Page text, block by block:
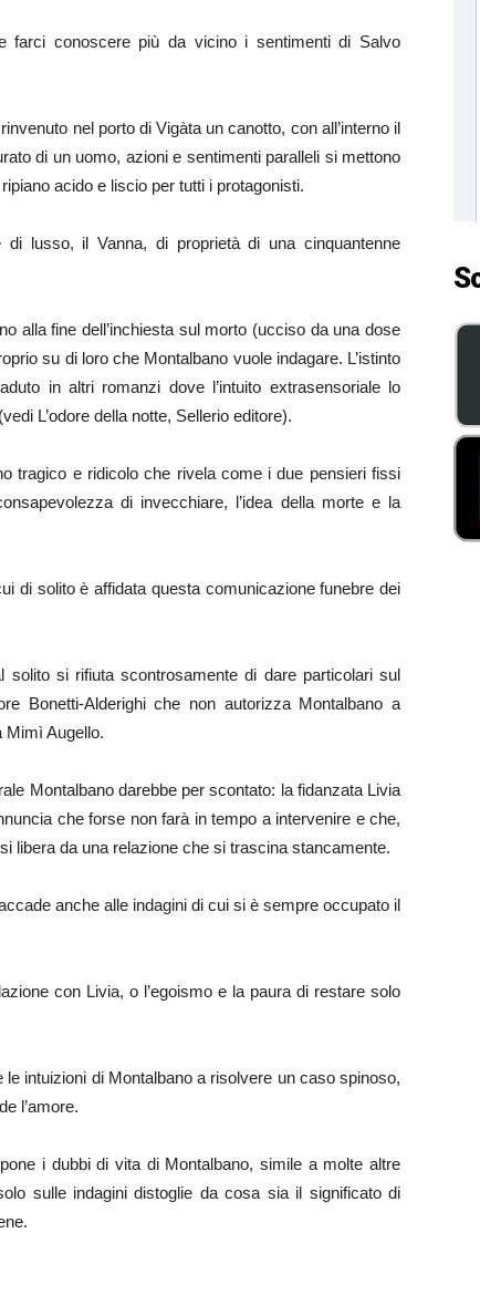
farci conoscere più da vicino i sentimenti di Salvo
nel porto di Vigàta un canotto, con all’interno il
di un uomo, azioni e sentimenti paralleli si mettono
acido e liscio per tutti i protagonisti.
di lusso, il Vanna, di proprietà di una cinquantenne
alla fine dell’inchiesta sul morto (ucciso da una dose
su di loro che Montalbano vuole indagare. L’istinto
in altri romanzi dove l’intuito extrasensoriale lo
L’odore della notte, Sellerio editore).
tragico e ridicolo che rivela come i due pensieri fissi
di invecchiare, l’idea della morte e la
di solito è affidata questa comunicazione funebre dei
si rifiuta scontrosamente di dare particolari sul
Bonetti-Alderighi che non autorizza Montalbano a
Mimì Augello.
Montalbano darebbe per scontato: la fidanzata Livia
che forse non farà in tempo a intervenire e che,
libera da una relazione che si trascina stancamente.
anche alle indagini di cui si è sempre occupato il
con Livia, o l’egoismo e la paura di restare solo
intuizioni di Montalbano a risolvere un caso spinoso,
l’amore.
i dubbi di vita di Montalbano, simile a molte altre
sulle indagini distoglie da cosa sia il significato di